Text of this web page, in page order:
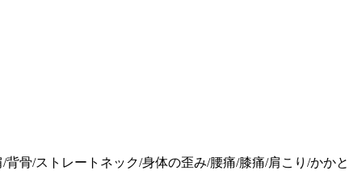
骨/ストレートネック/身体の歪み/腰痛/膝痛/肩こり/かかと